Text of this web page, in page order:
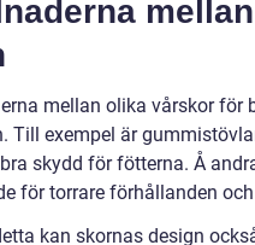
mellan olika vårskor för
Till exempel är
skydd för fötterna. Å
för torrare förhållanden
kan skornas design